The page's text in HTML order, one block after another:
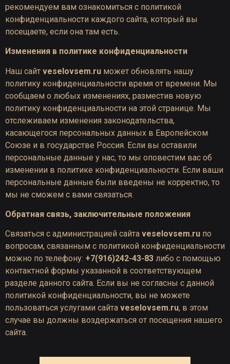
рекомендуем вам ознакомиться с политикой
конфиденциальности каждого сайта, который вы
посещаете, если она там есть.
Изменения в политике конфиденциальности
Наш сайт veselovsem.ru может обновлять нашу
политику конфиденциальности время от времени. Мы
сообщаем о любых изменениях, разместив новую
политику конфиденциальности на этой странице. Мы
отслеживаем изменения законодательства,
касающегося персональных данных в Европейском
Союзе и в государстве Россия. Если вы оставили
персональные данные у нас, то мы оповестим вас об
изменении в политике конфиденциальности. Если ваши
персональные данные были введены не корректно, то
мы не сможем с вами связаться.
Обратная связь, заключительные положения
Связаться с администрацией сайта veselovsem.ru по
вопросам, связанным с политикой конфиденциальности
можно по телефону: +7(916)242-43-83 либо с помощью
контактной формы указанной в соответствующем
разделе данного сайта. Если вы не согласны с данной
политикой конфиденциальности, вы не можете
пользоваться услугами сайта veselovsem.ru, в этом
случае вы должны воздержаться от посещения нашего
сайта.